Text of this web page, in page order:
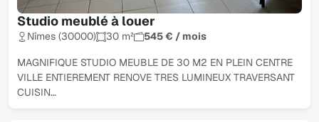
Studio meublé à louer
Nîmes (30000) 30 m² 545 € / mois
MAGNIFIQUE STUDIO MEUBLE DE 30 M2 EN PLEIN CENTRE
VILLE ENTIEREMENT RENOVE TRES LUMINEUX TRAVERSANT
CUISIN…